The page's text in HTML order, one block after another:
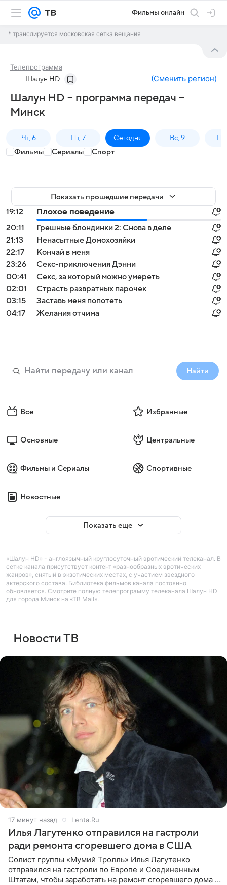
Фильмы онлайн
* транслируется московская сетка вещания
Телепрограмма
Шалун HD (Сменить регион)
Шалун HD – программа передач –
Минск
Чт, 6 Пт, 7 Сегодня Вс, 9
Фильмы Сериалы Спорт
Показать прошедшие передачи
19:12
Плохое поведение
20:11
Грешные блондинки 2: Снова в деле
21:13
Ненасытные Домохозяйки
22:17
Кончай в меня
23:26
Секс-приключения Дэнни
00:41
Секс, за который можно умереть
02:01
Страсть развратных парочек
03:15
Заставь меня попотеть
04:17
Желания отчима
Найти
Все Избранные
Основные Центральные
Фильмы и Сериалы Спортивные
Новостные
Показать еще
«Шалун HD» - англоязычный круглосуточный эротический телеканал. В
сетке канала присутствует контент «разнообразных эротических
жанров», снятый в экзотических местах, с участием звездного
актерского состава. Библиотека фильмов канала постоянно
обновляется. Смотрите полную телепрограмму телеканала Шалун HD
для города Минск на «ТВ Mail».
Новости ТВ
17 минут назад Lenta.Ru
Илья Лагутенко отправился на гастроли
ради ремонта сгоревшего дома в США
Солист группы «Мумий Тролль» Илья Лагутенко
отправился на гастроли по Европе и Соединенным
Штатам, чтобы заработать на ремонт сгоревшего дома в